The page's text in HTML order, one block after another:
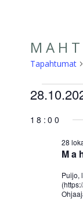
Tapahtumat
FOR
2024
päivä.
18:00
28
Puijo,